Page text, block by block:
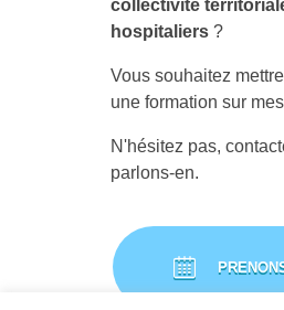
collectivité
hospitaliers ?
Vous souhaitez
une formation sur
N'hésitez pas,
parlons-en.